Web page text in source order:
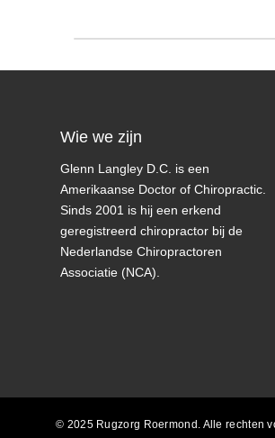
Wie we zijn
Glenn Langley D.C. is een
Amerikaanse Doctor of Chiropractic.
Sinds 2001 is hij een erkend
geregistreerd chiropractor bij de
Nederlandse Chiropractoren
Associatie (NCA).
© 2025 Rugzorg Roermond. Alle rechten